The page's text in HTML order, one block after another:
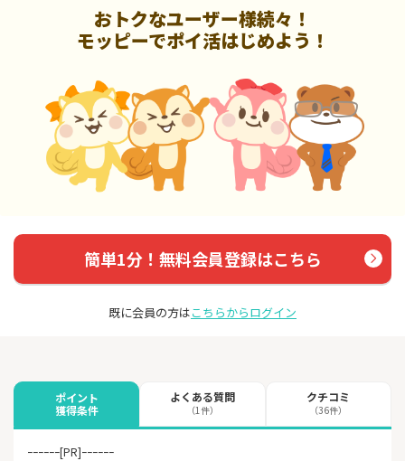
おトクなユーザー様続々！
モッピーでポイ活はじめよう！
簡単1分！無料会員登録はこちら
既に会員の方はこちらからログイン
ポイント
獲得条件
よくある質問
（1件）
クチコミ
（36件）
ｰｰｰｰｰｰ[PR]ｰｰｰｰｰｰ